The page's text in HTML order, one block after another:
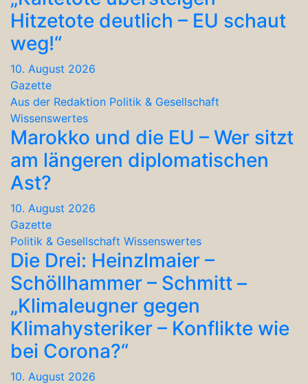
Hitzetote deutlich – EU schaut
weg!“
10. August 2026
Gazette
Aus der Redaktion Politik & Gesellschaft
Wissenswertes
Marokko und die EU – Wer sitzt
am längeren diplomatischen
Ast?
10. August 2026
Gazette
Politik & Gesellschaft Wissenswertes
Die Drei: Heinzlmaier –
Schöllhammer – Schmitt –
„Klimaleugner gegen
Klimahysteriker – Konflikte wie
bei Corona?“
10. August 2026